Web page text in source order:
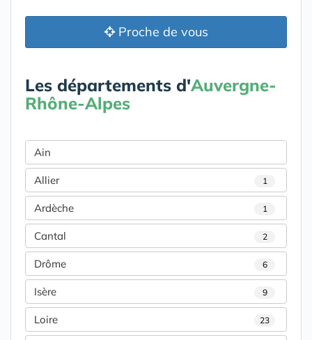
Proche de vous
Les départements d'Auvergne-
Rhône-Alpes
Ain
Allier 1
Ardèche 1
Cantal 2
Drôme 6
Isère 9
Loire 23